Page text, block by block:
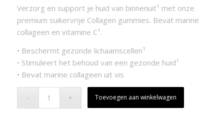
Verzorg en support je huid van binnenuit¹ met onze
premium suikervrije Collagen gummies. Bevat marine
collageen en vitamine C¹.
• Beschermt gezonde lichaamscellen¹
• Stimuleert het behoud van een gezonde huid¹
• Bevat marine collageen uit vis
Toevoegen aan winkelwagen